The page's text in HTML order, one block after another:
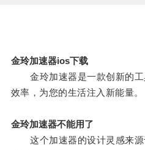
金玲加速器ios下载
金玲加速器是一款创新的工
效率，为您的生活注入新能量。
金玲加速器不能用了
这个加速器的设计灵感来源